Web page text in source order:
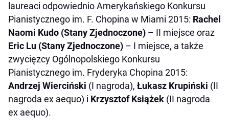
laureaci odpowiednio Amerykańskiego Konkursu
Pianistycznego im. F. Chopina w Miami 2015: Rachel
Naomi Kudo (Stany Zjednoczone) – II miejsce oraz
Eric Lu (Stany Zjednoczone) – I miejsce, a także
zwycięzcy Ogólnopolskiego Konkursu
Pianistycznego im. Fryderyka Chopina 2015:
Andrzej Wierciński (I nagroda), Łukasz Krupiński (II
nagroda ex aequo) i Krzysztof Książek (II nagroda
ex aequo).